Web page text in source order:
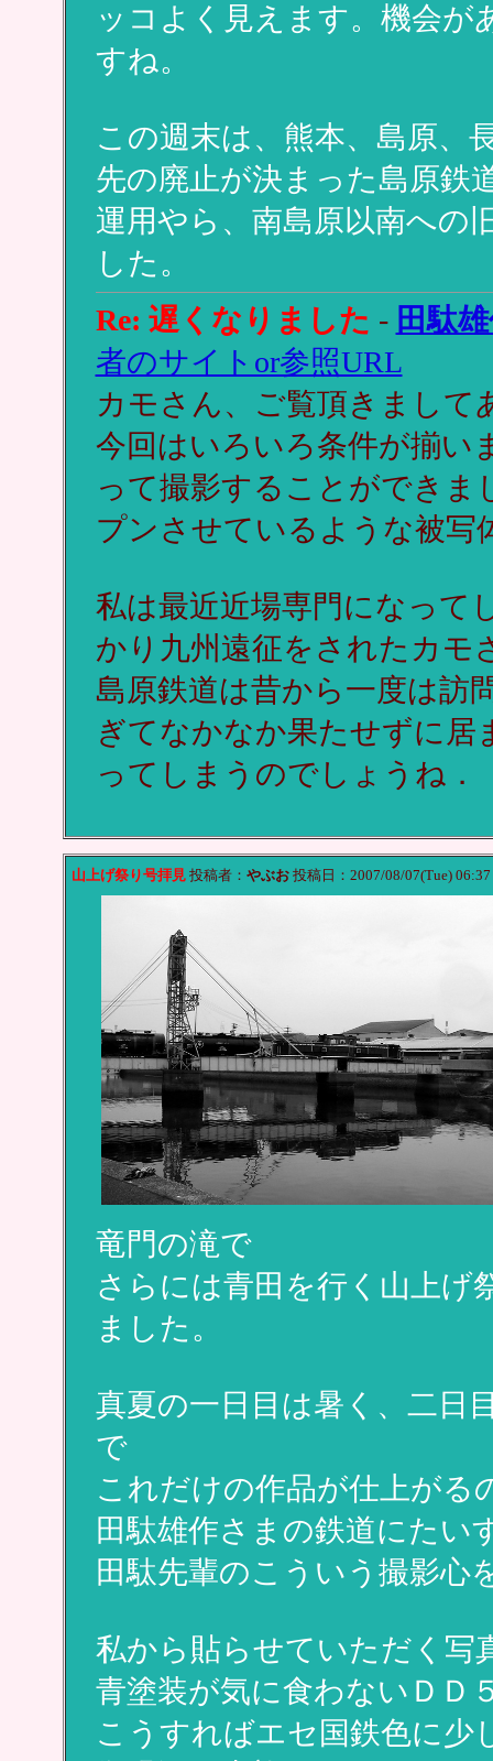
ッコよく見えます。機会
すね。
この週末は、熊本、島原、
先の廃止が決まった島原鉄
運用やら、南島原以南への
した。
Re: 遅くなりました - 田駄
者のサイトor参照URL
カモさん、ご覧頂きまして
今回はいろいろ条件が揃い
って撮影することができま
プンさせているような被写
私は最近近場専門になって
かり九州遠征をされたカモ
島原鉄道は昔から一度は訪
ぎてなかなか果たせずに居
ってしまうのでしょうね．
山上げ祭り号拝見投稿者： やぶお投稿日：2007/08/07(Tue) 06:37
竜門の滝で
さらには青田を行く山上げ
ました。
真夏の一日目は暑く、二日
で
これだけの作品が仕上がる
田駄雄作さまの鉄道にたい
田駄先輩のこういう撮影心
私から貼らせていただく写
青塗装が気に食わないＤＤ
こうすればエセ国鉄色に少